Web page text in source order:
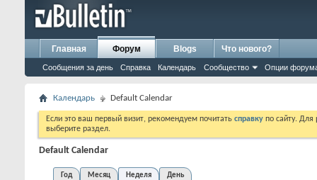
Главная Форум
Сообщения за день Справка Календарь Сообщество Опции
Blogs Что нового?
Календарь Default Calendar
Если это ваш первый визит, рекомендуем почитать справку по сайту.
выберите раздел.
Default Calendar
Год Месяц Неделя День